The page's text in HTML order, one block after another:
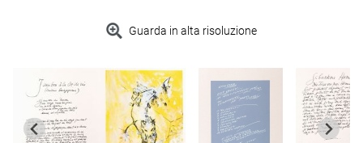
Guarda in alta risoluzione